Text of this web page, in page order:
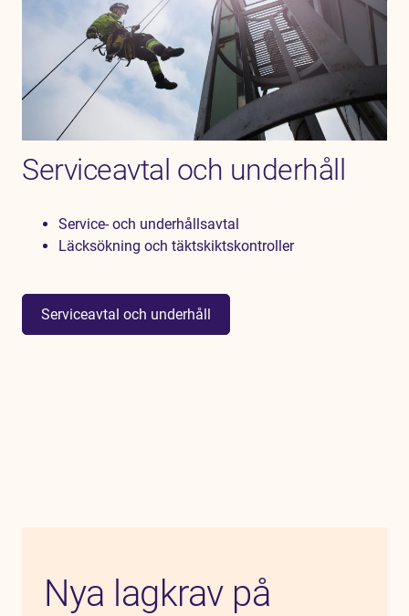
Serviceavtal och underhåll
Service- och underhållsavtal
Läcksökning och täktskiktskontroller
Serviceavtal och underhåll
Nya lagkrav på